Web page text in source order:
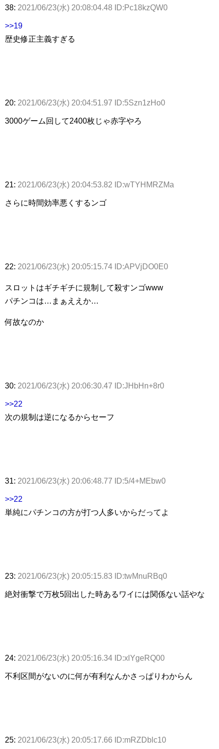
38: 2021/06/23(水) 20:08:04.48 ID:Pc18kzQW0
>>19
歴史修正主義すぎる
20: 2021/06/23(水) 20:04:51.97 ID:5Szn1zHo0
3000ゲーム回して2400枚じゃ赤字やろ
21: 2021/06/23(水) 20:04:53.82 ID:wTYHMRZMa
さらに時間効率悪くするンゴ
22: 2021/06/23(水) 20:05:15.74 ID:APVjDO0E0
スロットはギチギチに規制して殺すンゴwww
パチンコは…まぁええか…
何故なのか
30: 2021/06/23(水) 20:06:30.47 ID:JHbHn+8r0
>>22
次の規制は逆になるからセーフ
31: 2021/06/23(水) 20:06:48.77 ID:5/4+MEbw0
>>22
単純にパチンコの方が打つ人多いからだってよ
23: 2021/06/23(水) 20:05:15.83 ID:twMnuRBq0
絶対衝撃で万枚5回出した時あるワイには関係ない話やな
24: 2021/06/23(水) 20:05:16.34 ID:xlYgeRQ00
不利区間がないのに何が有利なんかさっぱりわからん
25: 2021/06/23(水) 20:05:17.66 ID:mRZDblc10